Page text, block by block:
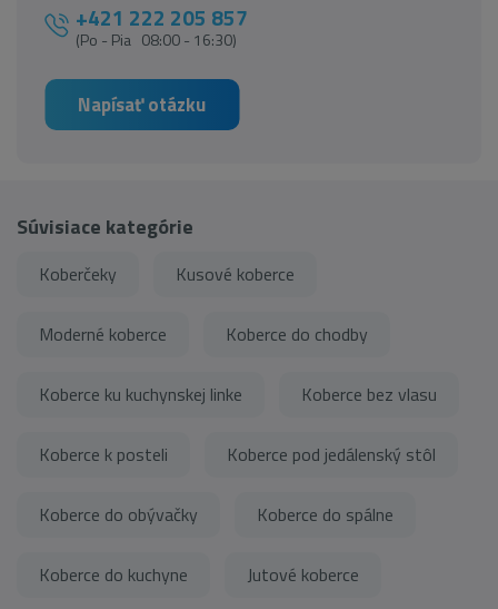
+421 222 205 857
(Po - Pia 08:00 - 16:30)
Napísať otázku
Súvisiace kategórie
Koberčeky Kusové koberce
Moderné koberce Koberce do chodby
Koberce ku kuchynskej linke Koberce bez vlasu
Koberce k posteli Koberce pod jedálenský stôl
Koberce do obývačky Koberce do spálne
Koberce do kuchyne Jutové koberce